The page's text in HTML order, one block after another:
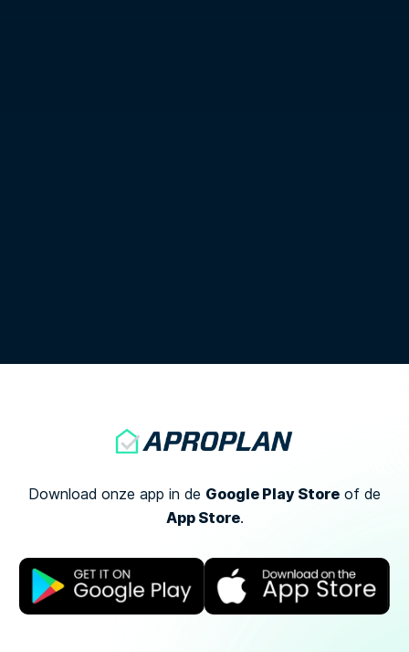
Download onze app in de Google Play Store of de
App Store.